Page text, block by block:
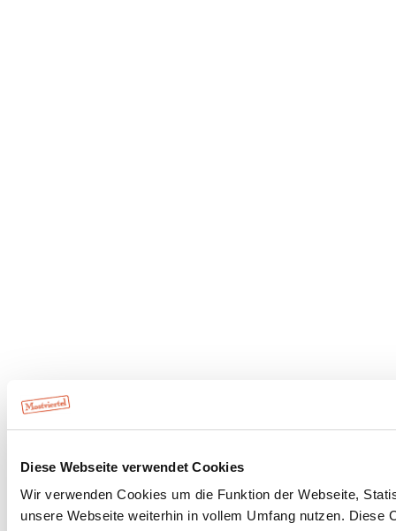
Diese Webseite verwendet Cookies
Wir verwenden Cookies um die Funktion der Webseite,
unsere Webseite weiterhin in vollem Umfang nutzen.